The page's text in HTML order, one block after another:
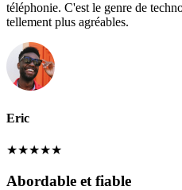
téléphonie. C'est le genre de
tellement plus agréables.
Eric
★★★★★
Abordable et fiable